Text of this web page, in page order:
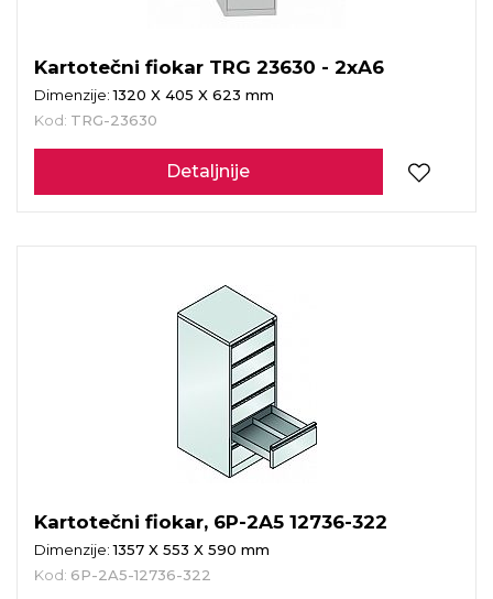
Kartotečni fiokar TRG 23630 - 2xA6
Dimenzije:1320 X 405 X 623 mm
Kod: TRG-23630
Detaljnije
Kartotečni fiokar, 6P-2A5 12736-322
Dimenzije:1357 X 553 X 590 mm
Kod: 6P-2A5-12736-322